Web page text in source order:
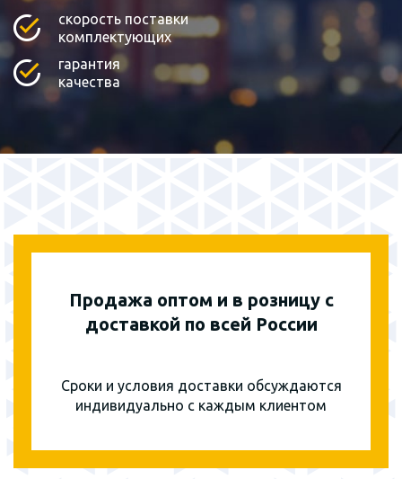
скорость поставки
комплектующих
гарантия
качества
Продажа оптом и в розницу с
доставкой по всей России
Сроки и условия доставки обсуждаются
индивидуально с каждым клиентом